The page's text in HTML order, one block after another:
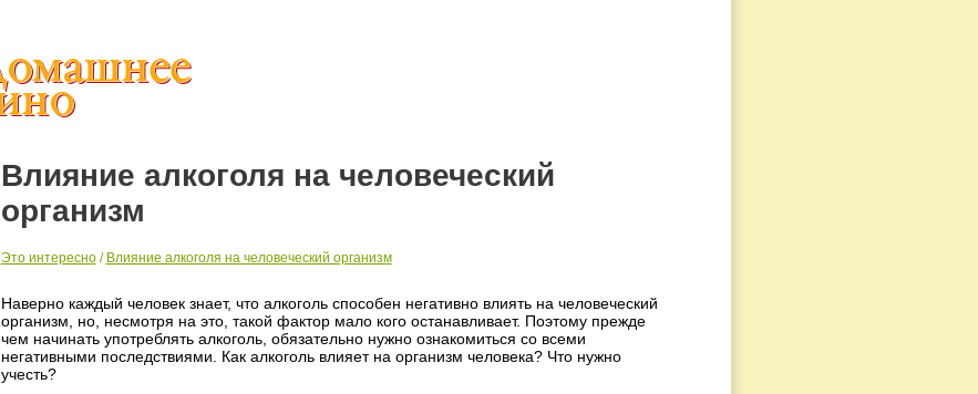
Влияние алкоголя на человеческий
организм
Это интересно/ Влияние алкоголя на человеческий организм
Наверно каждый человек знает, что алкоголь способен негативно влиять на человеческий
организм, но, несмотря на это, такой фактор мало кого останавливает. Поэтому прежде
чем начинать употреблять алкоголь, обязательно нужно ознакомиться со всеми
негативными последствиями. Как алкоголь влияет на организм человека? Что нужно
учесть?